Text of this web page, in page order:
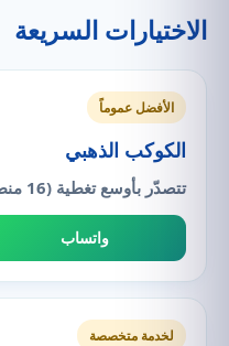
الاختيارات السريعة
الأفضل عموماً
الكوكب الذهبي
تتصدّر بأوسع تغطية (16 منطقة).
واتساب
لخدمة متخصصة